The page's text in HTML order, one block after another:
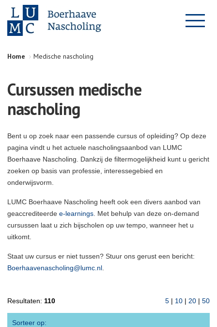
Home Medische nascholing
Cursussen medische
nascholing
Bent u op zoek naar een passende cursus of opleiding? Op deze
pagina vindt u het actuele nascholingsaanbod van LUMC
Boerhaave Nascholing. Dankzij de filtermogelijkheid kunt u gericht
zoeken op basis van professie, interessegebied en
onderwijsvorm.
LUMC Boerhaave Nascholing heeft ook een divers aanbod van
geaccrediteerde e-learnings . Met behulp van deze on-demand
cursussen laat u zich bijscholen op uw tempo, wanneer het u
uitkomt.
Staat uw cursus er niet tussen? Stuur ons gerust een bericht:
Boerhaavenascholing@lumc.nl
Resultaten: 110 5 | 10 | 20 | 50
Sorteer op: